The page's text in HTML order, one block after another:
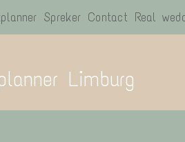
Spreker Contact Real
Limburg